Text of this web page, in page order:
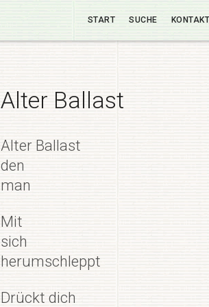
START SUCHE KONTAKT
Alter Ballast
Alter Ballast
den
man
Mit
sich
herumschleppt
Drückt dich